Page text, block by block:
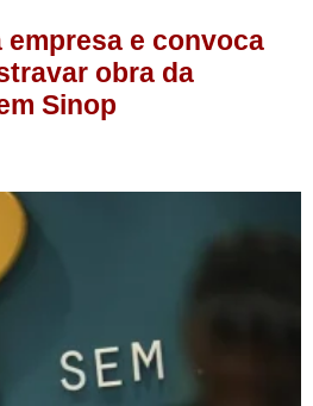
e convoca
obra da
Sinop